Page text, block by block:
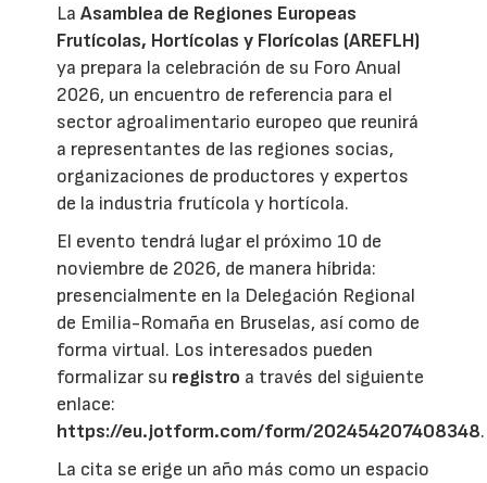
LaAsamblea de Regiones Europeas
Frutícolas, Hortícolas y Florícolas (AREFLH)
ya prepara la celebración de su Foro Anual
2026, un encuentro de referencia para el
sector agroalimentario europeo que reunirá
a representantes de las regiones socias,
organizaciones de productores y expertos
de la industria frutícola y hortícola.
El evento tendrá lugar el próximo 10 de
noviembre de 2026, de manera híbrida:
presencialmente en la Delegación Regional
de Emilia-Romaña en Bruselas, así como de
forma virtual. Los interesados pueden
formalizar su registro a través del siguiente
enlace:
https://eu.jotform.com/form/202454207408348.
La cita se erige un año más como un espacio